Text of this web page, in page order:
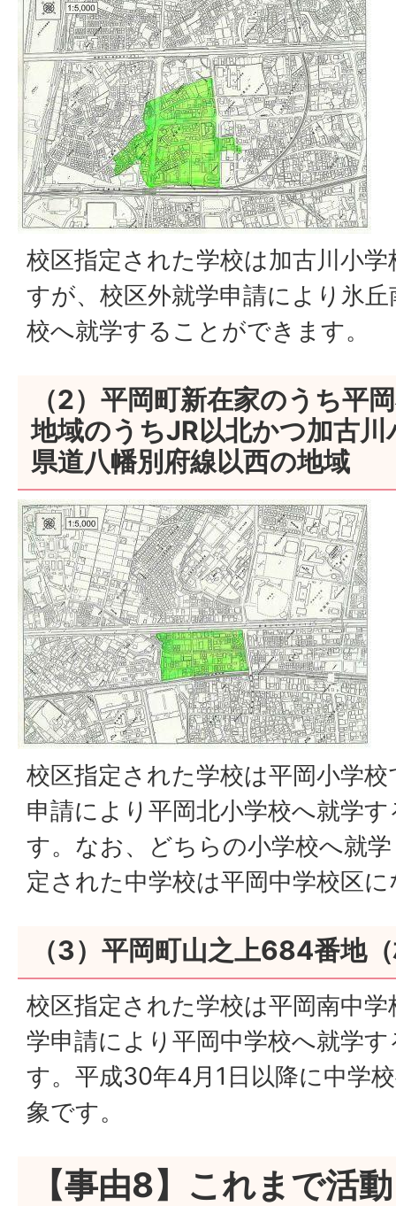
校区指定された学校は加古川小
すが、校区外就学申請により氷
校へ就学することができます。
（2）平岡町新在家のうち平
地域のうちJR以北かつ加古
県道八幡別府線以西の地域
校区指定された学校は平岡小学
申請により平岡北小学校へ就学
す。なお、どちらの小学校へ就
定された中学校は平岡中学校区
（3）平岡町山之上684番地
校区指定された学校は平岡南中
学申請により平岡中学校へ就学
す。平成30年4月1日以降に中学
象です。
【事由8】これまで活